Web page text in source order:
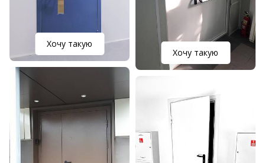
Хочу такую
Хочу такую